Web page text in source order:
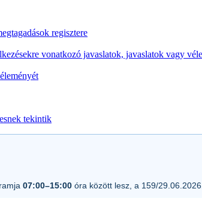
regisztere
vonatkozó javaslatok, javaslatok vagy
tekintik
07:00–15:00 óra között lesz, a 159/